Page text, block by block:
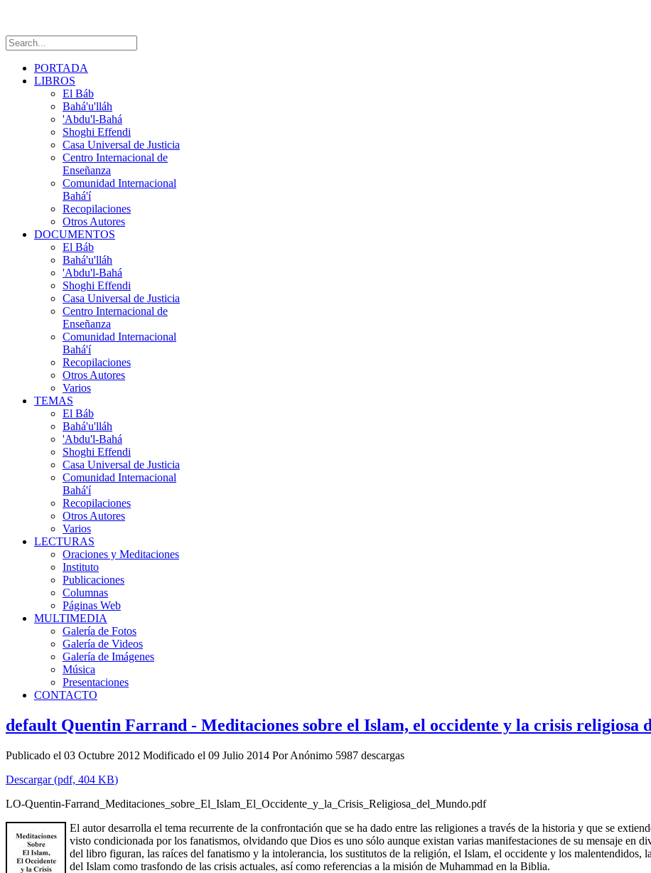
PORTADA
LIBROS
El Báb
Bahá'u'lláh
'Abdu'l-Bahá
Shoghi Effendi
Casa Universal de Justicia
Centro Internacional de
Enseñanza
Comunidad Internacional
Bahá'í
Recopilaciones
Otros Autores
DOCUMENTOS
El Báb
Bahá'u'lláh
'Abdu'l-Bahá
Shoghi Effendi
Casa Universal de Justicia
Centro Internacional de
Enseñanza
Comunidad Internacional
Bahá'í
Recopilaciones
Otros Autores
Varios
TEMAS
El Báb
Bahá'u'lláh
'Abdu'l-Bahá
Shoghi Effendi
Casa Universal de Justicia
Comunidad Internacional
Bahá'í
Recopilaciones
Otros Autores
Varios
LECTURAS
Oraciones y Meditaciones
Instituto
Publicaciones
Columnas
Páginas Web
MULTIMEDIA
Galería de Fotos
Galería de Videos
Galería de Imágenes
Música
Presentaciones
CONTACTO
default Quentin Farrand - Meditaciones sobre el Islam, el occidente y la crisis religiosa
Publicado el 03 Octubre 2012 Modificado el 09 Julio 2014 PorAnónimo 5987 descargas
Descargar(pdf, 404 KB)
LO-Quentin-Farrand_Meditaciones_sobre_El_Islam_El_Occidente_y_la_Crisis_Religiosa_del_Mundo.pdf
El autor desarrolla el tema recurrente de la confrontación que se ha dado entre las religiones a través de la historia y que se
visto condicionada por los fanatismos, olvidando que Dios es uno sólo aunque existan varias manifestaciones de su mensaje en
del libro figuran, las raíces del fanatismo y la intolerancia, los sustitutos de la religión, el Islam, el occidente y los malentendidos,
del Islam como trasfondo de las crisis actuales, así como referencias a la misión de Muhammad en la Biblia.